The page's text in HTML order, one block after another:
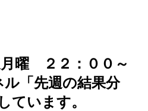
曜 ２２：００～
「先週の結果分
ています。